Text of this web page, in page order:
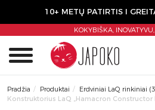
10+ METŲ PATIRTIS I
KOKYBIŠKA, INOVATYVU,
Pradžia Produktai
Erdviniai LaQ rinkiniai
Konstruktorius LaQ „Hamacron